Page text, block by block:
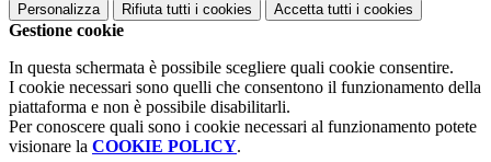
Personalizza Rifiuta tutti i cookies Accetta tutti i cookies
Gestione cookie
In questa schermata è possibile scegliere quali cookie consentire.
I cookie necessari sono quelli che consentono il funzionamento della
piattaforma e non è possibile disabilitarli.
Per conoscere quali sono i cookie necessari al funzionamento potete
visionare la COOKIE POLICY.